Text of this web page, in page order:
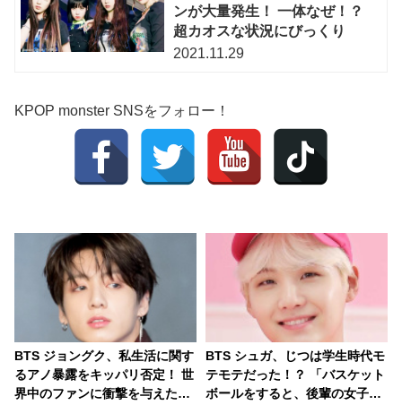
ンが大量発生！ 一体なぜ！？
超カオスな状況にびっくり
2021.11.29
KPOP monster SNSをフォロー！
BTS ジョングク、私生活に関す
るアノ暴露をキッパリ否定！ 世
界中のファンに衝撃を与えたエ
BTS シュガ、じつは学生時代モ
テモテだった！？ 「バスケット
ボールをすると、後輩の女子た